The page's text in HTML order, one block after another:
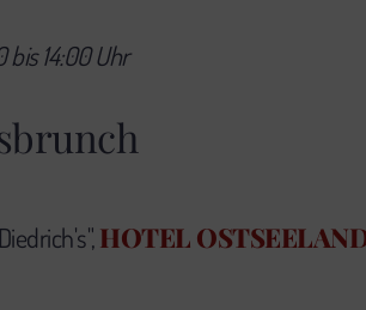
bis 14:00 Uhr
HOTEL